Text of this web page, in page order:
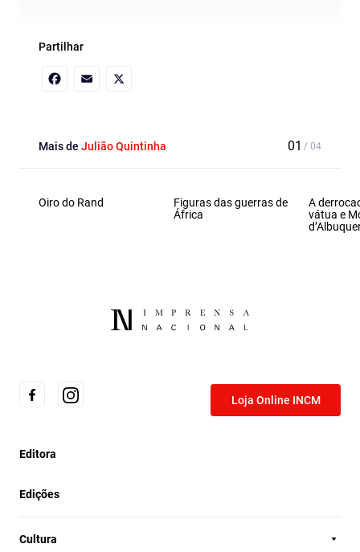
Partilhar
Mais de Julião Quintinha
Oiro do Rand
Figuras das guerras de
África
A
vátua e
Loja Online INCM
Editora
Edições
Cultura